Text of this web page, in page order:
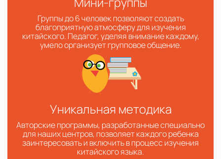
Группы до 6 человек позволяют создать
благоприятную атмосферу для изучения
китайского. Педагог, уделяя внимание каждому,
умело организует групповое общение.
Уникальная методика
Авторские программы, разработанные специально
для наших центров, позволяет каждого ребенка
заинтересовать и включить в процесс изучения
китайского языка.